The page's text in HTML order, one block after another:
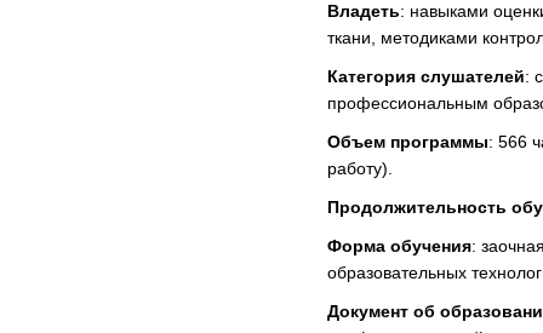
Владеть: навыками
ткани, методиками
Категория слушателей:
профессиональным
Объем программы: 566
работу).
Продолжительность
Форма обучения:
образовательных
Документ об